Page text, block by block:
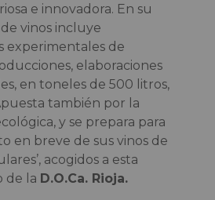
e innovadora. En su
vinos incluye
experimentales de
elaboraciones
en toneles de 500 litros,
también por la
y se prepara para
en breve de sus vinos de
acogidos a esta
de la D.O.Ca. Rioja.